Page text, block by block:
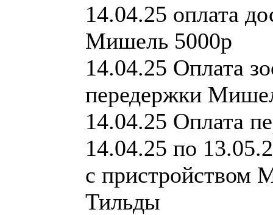
14.04.25 оплата
Мишель 5000р
14.04.25 Оплата
передержки
14.04.25 Оплата
14.04.25 по
с пристройством
Тильды